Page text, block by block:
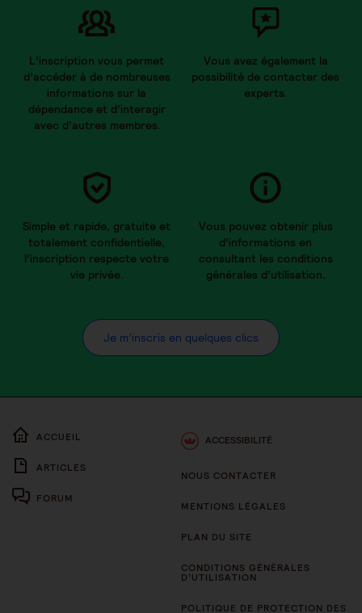
L’inscription vous permet
d’accéder à de nombreuses
informations sur la
dépendance et d’interagir
avec d’autres membres.
Vous avez également la
possibilité de contacter des
experts.
Simple et rapide, gratuite et
totalement confidentielle,
l’inscription respecte votre
vie privée.
Vous pouvez obtenir plus
d’informations en
consultant les conditions
générales d’utilisation.
Je m’inscris en quelques clics
ACCUEIL
ARTICLES
FORUM
ACCESSIBILITÉ
NOUS CONTACTER
MENTIONS LÉGALES
PLAN DU SITE
CONDITIONS GÉNÉRALES
D’UTILISATION
POLITIQUE DE PROTECTION DES